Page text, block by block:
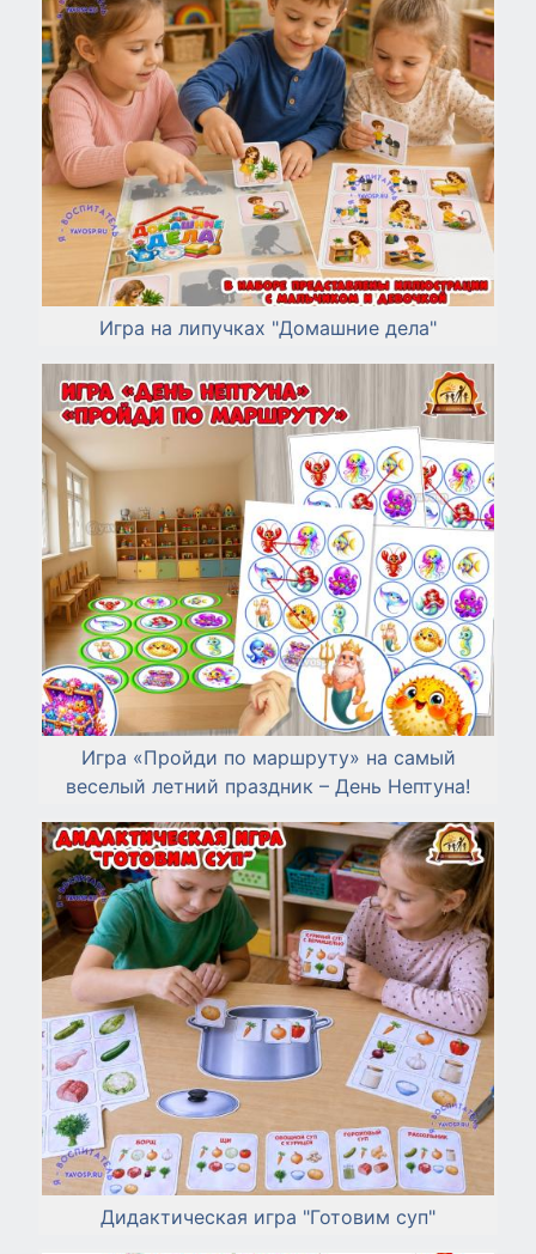
Игра на липучках "Домашние дела"
Игра «Пройди по маршруту» на самый
веселый летний праздник – День Нептуна!
Дидактическая игра "Готовим суп"